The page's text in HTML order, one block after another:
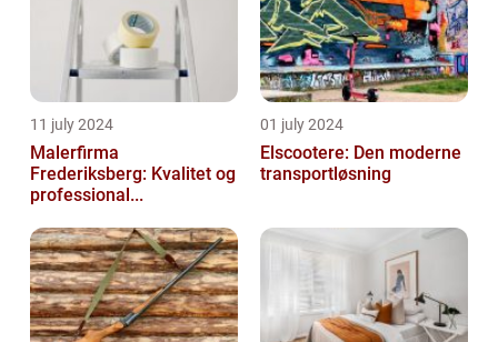
11 july 2024
Malerfirma
Frederiksberg: Kvalitet og
professional...
01 july 2024
Elscootere: Den moderne
transportløsning